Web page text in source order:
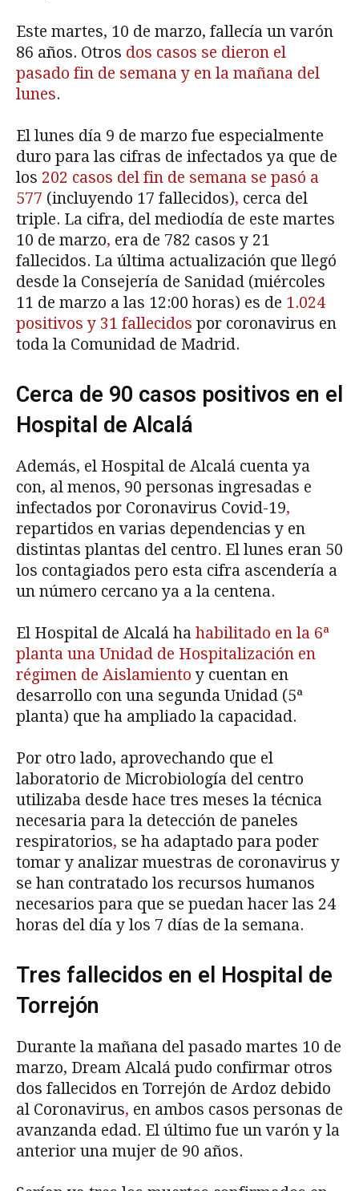
Este martes, 10 de marzo, fallecía un varón
86 años. Otros dos casos se dieron el
pasado fin de semana y en la mañana del
lunes.
El lunes día 9 de marzo fue especialmente
duro para las cifras de infectados ya que de
los 202 casos del fin de semana se pasó a
577 (incluyendo 17 fallecidos), cerca del
triple. La cifra, del mediodía de este martes
10 de marzo, era de 782 casos y 21
fallecidos. La última actualización que llegó
desde la Consejería de Sanidad (miércoles
11 de marzo a las 12:00 horas) es de 1.024
positivos y 31 fallecidos por coronavirus en
toda la Comunidad de Madrid.
Cerca de 90 casos positivos en el
Hospital de Alcalá
Además, el Hospital de Alcalá cuenta ya
con, al menos, 90 personas ingresadas e
infectados por Coronavirus Covid-19,
repartidos en varias dependencias y en
distintas plantas del centro. El lunes eran 50
los contagiados pero esta cifra ascendería a
un número cercano ya a la centena.
El Hospital de Alcalá ha habilitado en la 6ª
planta una Unidad de Hospitalización en
régimen de Aislamiento y cuentan en
desarrollo con una segunda Unidad (5ª
planta) que ha ampliado la capacidad.
Por otro lado, aprovechando que el
laboratorio de Microbiología del centro
utilizaba desde hace tres meses la técnica
necesaria para la detección de paneles
respiratorios, se ha adaptado para poder
tomar y analizar muestras de coronavirus y
se han contratado los recursos humanos
necesarios para que se puedan hacer las 24
horas del día y los 7 días de la semana.
Tres fallecidos en el Hospital de
Torrejón
Durante la mañana del pasado martes 10 de
marzo, Dream Alcalá pudo confirmar otros
dos fallecidos en Torrejón de Ardoz debido
al Coronavirus, en ambos casos personas de
avanzanda edad. El último fue un varón y la
anterior una mujer de 90 años.